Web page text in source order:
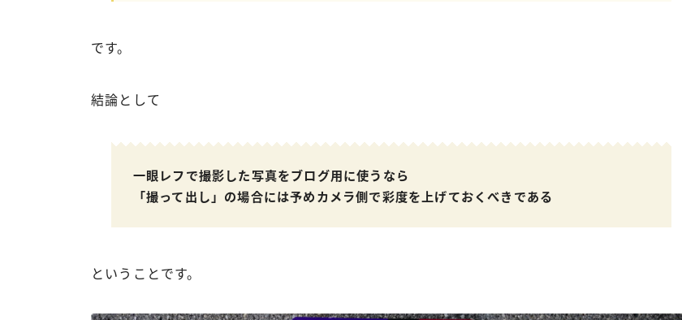
です。
結論として
一眼レフで撮影した写真をブログ用に使うなら
「撮って出し」の場合には予めカメラ側で彩度を上げておくべきである
ということです。